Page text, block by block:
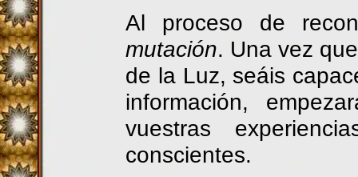
Al proceso de
mutación. Una vez
de la Luz, seáis
información,
vuestras
conscientes.